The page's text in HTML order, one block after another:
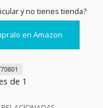
y no tienes tienda?
en Amazon
de 1